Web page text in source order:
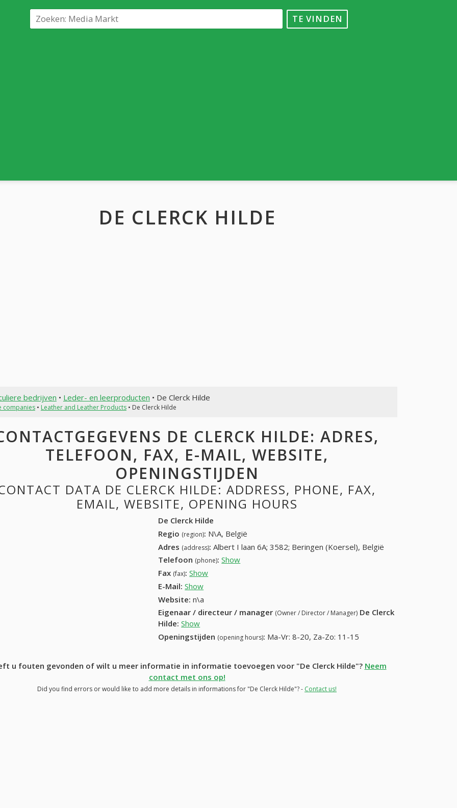
TE VINDEN
DE CLERCK HILDE
bedrijven • Leder- en leerproducten • De Clerck Hilde
companies• Leather and Leather Products• De Clerck Hilde
DE CLERCK HILDE: ADRES,
TELEFOON, FAX, E-MAIL, WEBSITE,
OPENINGSTIJDEN
DATA DE CLERCK HILDE: ADDRESS, PHONE, FAX,
EMAIL, WEBSITE, OPENING HOURS
De Clerck Hilde
Regio (region): N\A, België
Adres (address): Albert I laan 6A; 3582; Beringen (Koersel), België
Telefoon (phone): Show
Fax (fax): Show
E-Mail: Show
Website: n\a
Eigenaar / directeur / manager (Owner / Director / Manager) De Clerck
Hilde: Show
Openingstijden (opening hours): Ma-Vr: 8-20, Za-Zo: 11-15
u fouten gevonden of wilt u meer informatie in informatie toevoegen voor "De Clerck Hilde"? Neem
contact met ons op!
Did you find errors or would like to add more details in informations for "De Clerck Hilde"? - Contact us!